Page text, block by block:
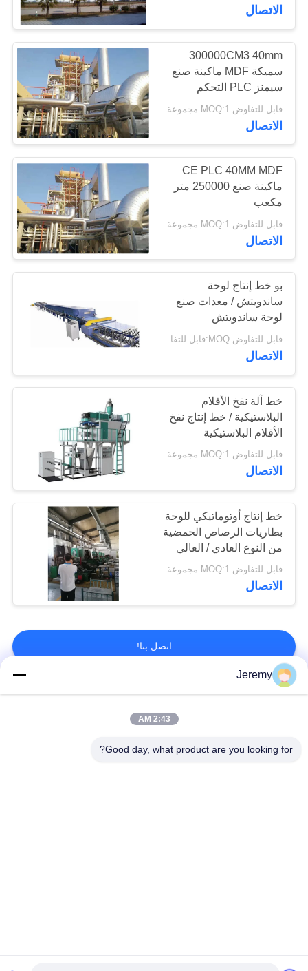
الاتصال
300000CM3 40mm
سميكة MDF ماكينة صنع
سيمنز PLC التحكم
قابل للتفاوض MOQ:1 مجموعة
الاتصال
CE PLC 40MM MDF
ماكينة صنع 250000 متر
مكعب
قابل للتفاوض MOQ:1 مجموعة
الاتصال
بو خط إنتاج لوحة
ساندويتش / معدات صنع
لوحة ساندويتش
قابل للتفاوض MOQ:قابل للتفاوض
الاتصال
خط آلة نفخ الأفلام
البلاستيكية / خط إنتاج نفخ
الأفلام البلاستيكية
قابل للتفاوض MOQ:1 مجموعة
الاتصال
خط إنتاج أوتوماتيكي للوحة
بطاريات الرصاص الحمضية
من النوع العادي / العالي
قابل للتفاوض MOQ:1 مجموعة
الاتصال
اتصل بنا!
فئات شعبية
خط إنتاج OSB
الجسيمات مجلس خط
Jeremy
2:43 AM
Good day, what product are you looking for?